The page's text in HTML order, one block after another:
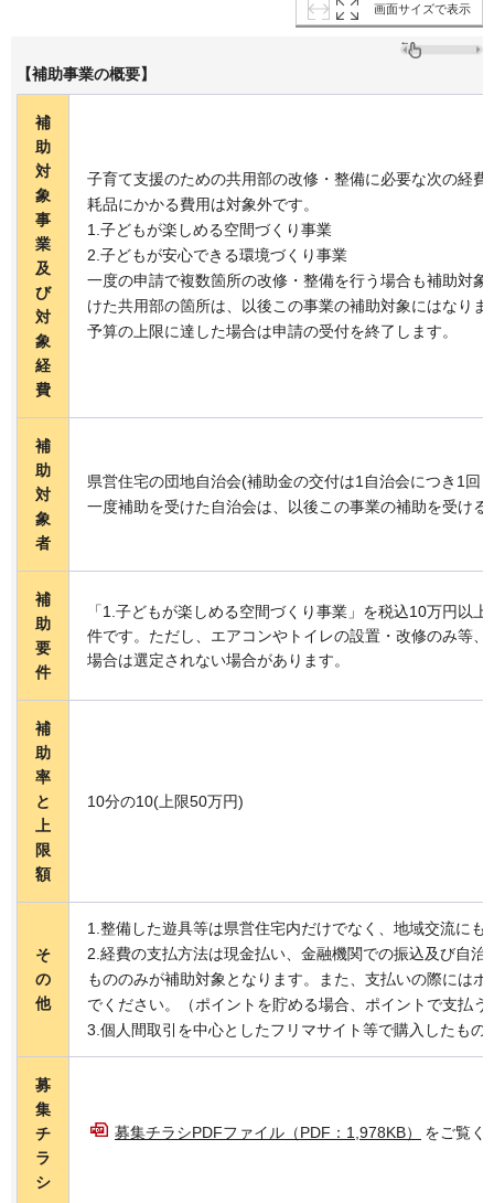
画面サイズで表示
【補助事業の概要】
補
助
対
象
事
業
及
び
対
象
経
費
子育て支援のための共用部の改修・整備に必要な次の経
耗品にかかる費用は対象外です。
1.子どもが楽しめる空間づくり事業
2.子どもが安心できる環境づくり事業
一度の申請で複数箇所の改修・整備を行う場合も補助対
けた共用部の箇所は、以後この事業の補助対象にはなりま
予算の上限に達した場合は申請の受付を終了します。
補
助
対
象
者
県営住宅の団地自治会(補助金の交付は1自治会につき1回
一度補助を受けた自治会は、以後この事業の補助を受け
補
助
要
件
「1.子どもが楽しめる空間づくり事業」を税込10万円以
件です。ただし、エアコンやトイレの設置・改修のみ等
場合は選定されない場合があります。
補
助
率
と
上
限
額
10分の10(上限50万円)
そ
の
他
1.整備した遊具等は県営住宅内だけでなく、地域交流にも
2.経費の支払方法は現金払い、金融機関での振込及び自
もののみが補助対象となります。また、支払いの際には
でください。（ポイントを貯める場合、ポイントで支払
3.個人間取引を中心としたフリマサイト等で購入したもの
募
集
チ
ラ
シ
募集チラシPDFファイル（PDF：1,978KB） をご覧く